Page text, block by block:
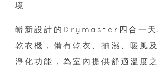
境
嶄新設計的Drymaster四合一天
乾衣機，備有乾衣、抽濕、暖風
淨化功能，為室內提供舒適溫度